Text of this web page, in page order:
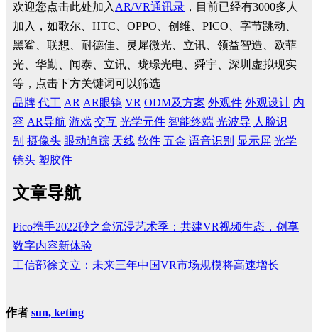
欢迎您点击此处加入 AR/VR通讯录 ，目前已经有3000多人
加入，如歌尔、HTC、OPPO、创维、PICO、字节跳动、
黑鲨、联想、耐德佳、灵犀微光、立讯、领益智造、欧菲
光、华勤、闻泰、立讯、珑璟光电、舜宇、深圳虚拟现实
等，点击下方关键词可以筛选
品牌 代工 AR AR眼镜 VR ODM及方案 外观件 外观设计 内
容 AR导航 游戏 交互 光学元件 智能终端 光波导 人脸识
别 摄像头 眼动追踪 天线 软件 五金 语音识别 显示屏 光学
镜头 塑胶件
文章导航
Pico携手2022砂之盒沉浸艺术季：共建VR视频生态，创享
数字内容新体验
工信部徐文立：未来三年中国VR市场规模将高速增长
作者 sun, keting